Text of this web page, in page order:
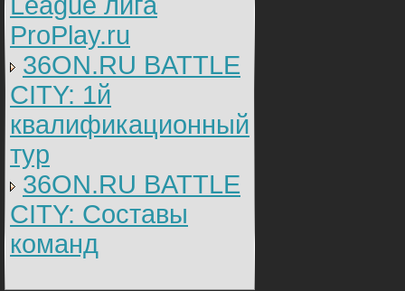
ProPlay.ru
36ON.RU BATTLE
CITY: 1й
квалификационный
тур
36ON.RU BATTLE
CITY: Составы
команд